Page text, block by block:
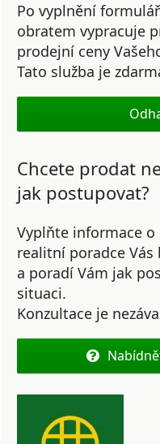
Po vyplnění
obratem vypracuje
prodejní ceny
Tato služba je
Chcete prodat
jak postupovat?
Vyplňte informace
realitní poradce
a poradí Vám jak
situaci.
Konzultace je